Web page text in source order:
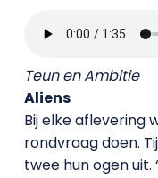
Teun en Ambitie
Aliens
Bij elke aflevering
rondvraag doen.
twee hun ogen